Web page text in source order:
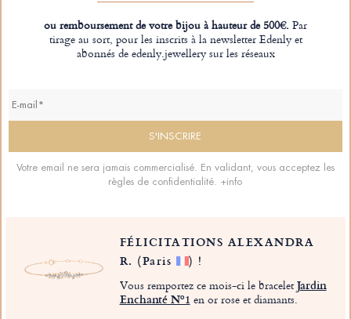
ou remboursement de votre bijou à hauteur de 500€.Par
tirage au sort, pour les inscrits à la newsletter Edenly et
abonnés de edenly.jewellery sur les réseaux
Votre email ne sera jamais commercialisé. En validant, vous acceptez les
règles de confidentialité. +info
FÉLICITATIONS ALEXANDRA
R. (Paris ) !
Vous remportez ce mois-ci le braceletJardin
Enchanté Nº1 en or rose et diamants.